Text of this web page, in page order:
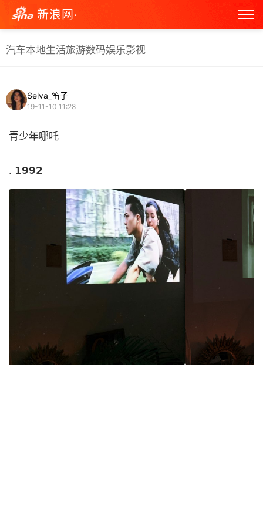
新浪网·
汽车本地生活旅游数码娱乐影视
Selva_笛子
19-11-10 11:28
青少年哪吒
. 𝟭𝟵𝟵𝟮 ​